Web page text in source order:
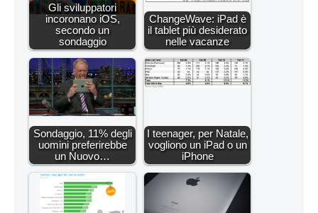
Gli sviluppatori
incoronano iOS,
secondo un
sondaggio
ChangeWave: iPad è
il tablet più desiderato
nelle vacanze
Sondaggio, 11% degli
uomini preferirebbe
un Nuovo…
I teenager, per Natale,
vogliono un iPad o un
iPhone